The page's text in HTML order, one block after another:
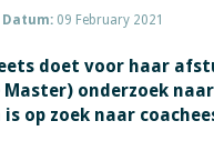
Datum: 09 February 2021
doet voor haar
Master) onderzoek
op zoek naar